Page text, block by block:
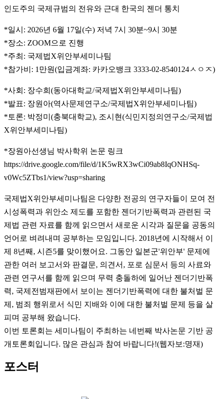
인도주의 국제규범의 전유와 근대 한국의 젠더 통치
*일시: 2026년 6월 17일(수) 저녁 7시 30분~9시 30분
*장소: ZOOM으로 진행
*주최: 국제법X위안부세미나팀
*참가비: 1만원(입금계좌: 카카오뱅크 3333-02-8540124ㅅㅇㅈ)
*사회: 장수희(동아대학교/국제법X위안부세미나팀)
*발표: 장원아(역사문제연구소/국제법X위안부세미나팀)
*토론: 박정미(충북대학교), 조시현(식민지정의연구소/국제법
X위안부세미나팀)
*장원아선생님 박사학위 논문 링크
https://drive.google.com/file/d/1K5wRX3wCi09ab8IqONHSq-
v0Wc5ZTbs1/view?usp=sharing
국제법X위안부세미나팀은 다양한 전공의 연구자들이 모여 전
시성폭력과 위안소 제도를 포함한 젠더기반폭력과 관련된 국
제법 관련 자료를 함께 읽으면서 새로운 시각과 질문을 공동의
언어로 벼려내며 공부하는 모임입니다. 2018년에 시작해서 이
제 8년째, 시즌5를 맞이했어요. 그동안 일본군'위안부' 문제에
관한 여러 보고서와 판결문, 의견서, 포로 심문서 등의 사료와
관련 연구서를 함께 읽으며 무력 충돌하에 일어난 젠더기반폭
력, 국제전범재판에서 보이는 젠더기반폭력에 대한 불처벌 문
제, 범죄 행위로서 식민 지배와 이에 대한 불처벌 문제 등을 살
피며 공부해 왔습니다.
이번 토론회는 세미나팀이 주최하는 네번째 박사논문 기반 공
개토론회입니다. 많은 관심과 참여 바랍니다!(웹자보:명재)
포스터